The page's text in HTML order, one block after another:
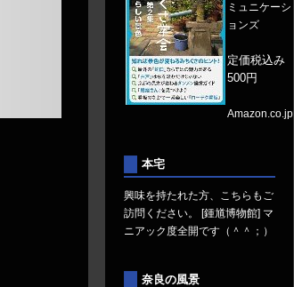
ミュニケーシ
ョンズ
定価税込み
500円
Amazon.co.jp
本宅
興味を持たれた方、こちらもご
訪問ください。 [鍾馗博物館] マ
ニアック度全開です（＾＾；）
奈良の風景